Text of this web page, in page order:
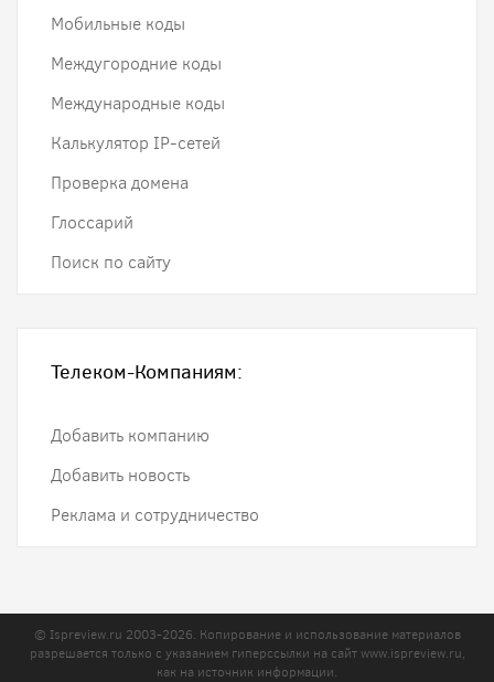
Мобильные коды
Междугородние коды
Международные коды
Калькулятор IP-сетей
Проверка домена
Глоссарий
Поиск по сайту
Телеком-Компаниям:
Добавить компанию
Добавить новость
Реклама и сотрудничество
© Ispreview.ru 2003-2026. Копирование и использование материалов
разрешается только с указанием гиперссылки на сайтwww.ispreview.ru,
как на источник информации.